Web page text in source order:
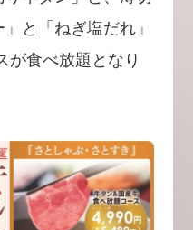
と「ねぎ塩だれ」
が食べ放題となり